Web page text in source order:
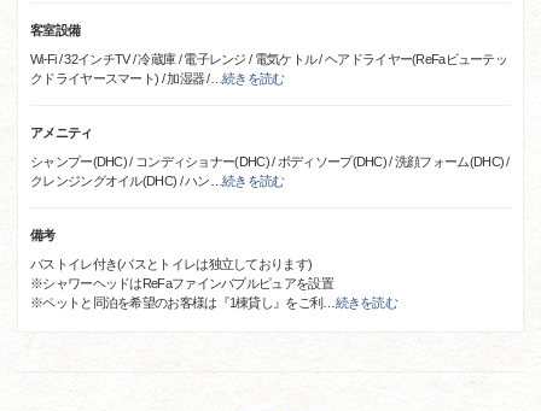
客室設備
Wi-Fi / 32インチTV / 冷蔵庫 / 電子レンジ / 電気ケトル / ヘアドライヤー(ReFaビューテッ
クドライヤースマート) / 加湿器 /…続きを読む
アメニティ
シャンプー(DHC) / コンディショナー(DHC) / ボディソープ(DHC) / 洗顔フォーム(DHC) /
クレンジングオイル(DHC) / ハン …続きを読む
備考
バストイレ付き(バスとトイレは独立しております)
※シャワーヘッドはReFaファインバブルピュアを設置
※ペットと同泊を希望のお客様は『1棟貸し』をご利
続きを読む